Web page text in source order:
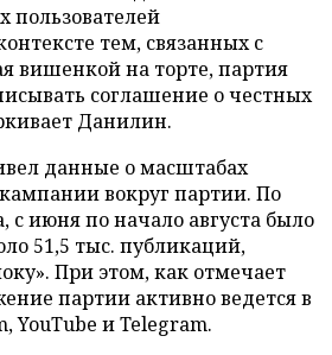
пользователей
тем, связанных с
вишенкой на торте, партия
соглашение о честных
Данилин.
данные о масштабах
вокруг партии. По
с июня по начало августа было
51,5 тыс. публикаций,
При этом, как отмечает
партии активно ведется в
YouTube и Telegram.